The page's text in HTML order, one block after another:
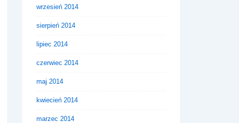
wrzesień 2014
sierpień 2014
lipiec 2014
czerwiec 2014
maj 2014
kwiecień 2014
marzec 2014